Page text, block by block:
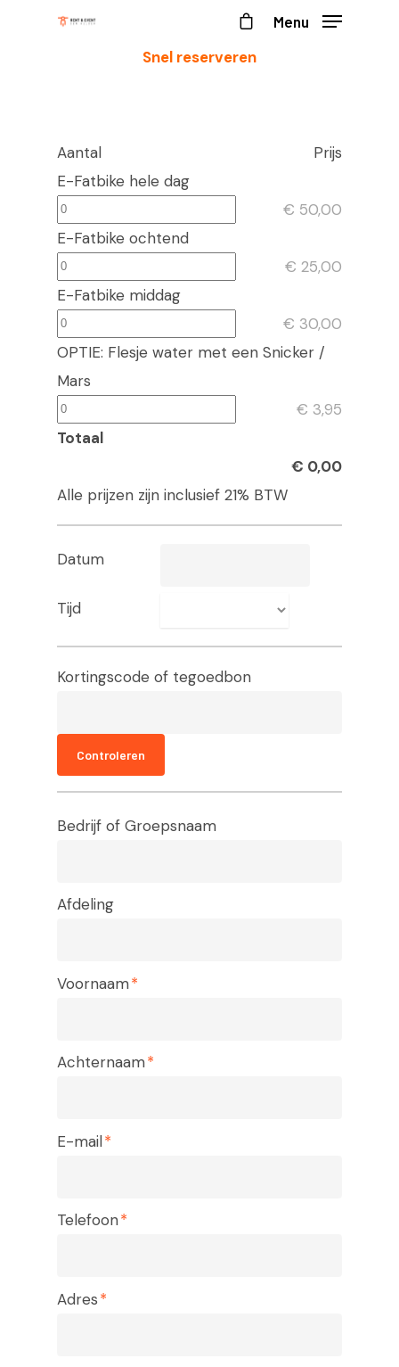
Menu
Snel reserveren
Aantal
Prijs
E-Fatbike hele dag
€ 50,00
E-Fatbike ochtend
€ 25,00
E-Fatbike middag
€ 30,00
OPTIE: Flesje water met een Snicker /
Mars
€ 3,95
Totaal
€ 0,00
Alle prijzen zijn inclusief 21% BTW
Datum
Tijd
Kortingscode of tegoedbon
Controleren
Bedrijf of Groepsnaam
Afdeling
Voornaam
Achternaam
E-mail
Telefoon
Adres